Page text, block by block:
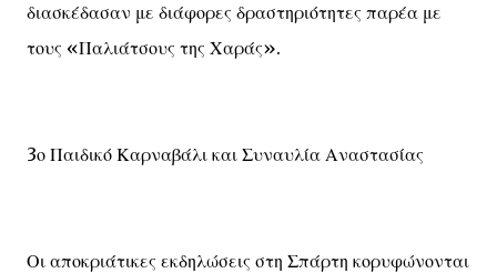
διασκέδασαν με διάφορες δραστηριότητες παρέα με
τους «Παλιάτσους της Χαράς».
3ο Παιδικό Καρναβάλι και Συναυλία Αναστασίας
Οι αποκριάτικες εκδηλώσεις στη Σπάρτη κορυφώνονται